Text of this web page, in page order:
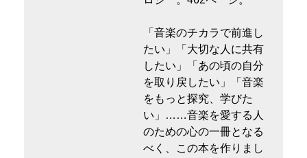
「音楽のチカラで前進し
たい」「大切な人に共有
したい」「あの頃の自分
を取り戻したい」「音楽
をもっと探究、学びた
い」……音楽を愛する人
のための心の一冊となる
べく、この本を作りまし